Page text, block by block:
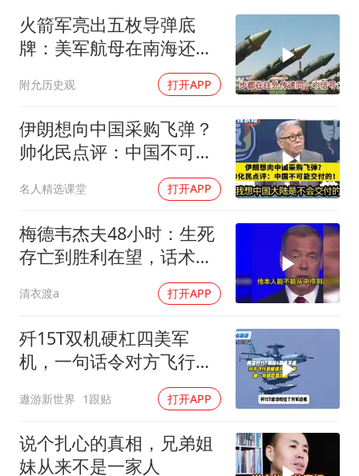
日本试射“战斧”导弹，国防部回应
胡彦斌韩磊 谁帮谁
东航：国内客票提前14天免费退改
夯实基础开新局
火箭军亮出五枚导弹底
牌：美军航母在南海还有
附允历史观 打开APP
伊朗想向中国采购飞弹？
帅化民点评：中国不可能
名人精选课堂 打开APP
梅德韦杰夫48小时：生死
存亡到胜利在望，话术变
清衣渡a 打开APP
歼15T双机硬杠四美军
机，一句话令对方飞行员
遨游新世界 1跟贴 打开APP
说个扎心的真相，兄弟姐
妹从来不是一家人